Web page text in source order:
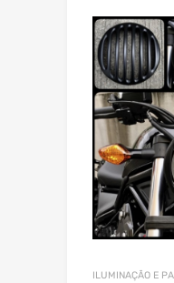
ILUMINAÇÃO E